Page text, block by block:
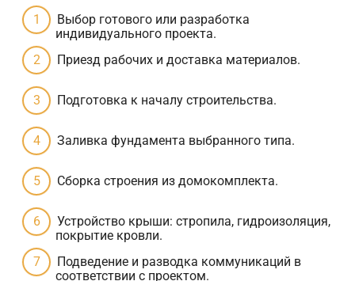
Выбор готового или разработка
индивидуального проекта.
Приезд рабочих и доставка материалов.
Подготовка к началу строительства.
Заливка фундамента выбранного типа.
Сборка строения из домокомплекта.
Устройство крыши: стропила, гидроизоляция,
покрытие кровли.
Подведение и разводка коммуникаций в
соответствии с проектом.